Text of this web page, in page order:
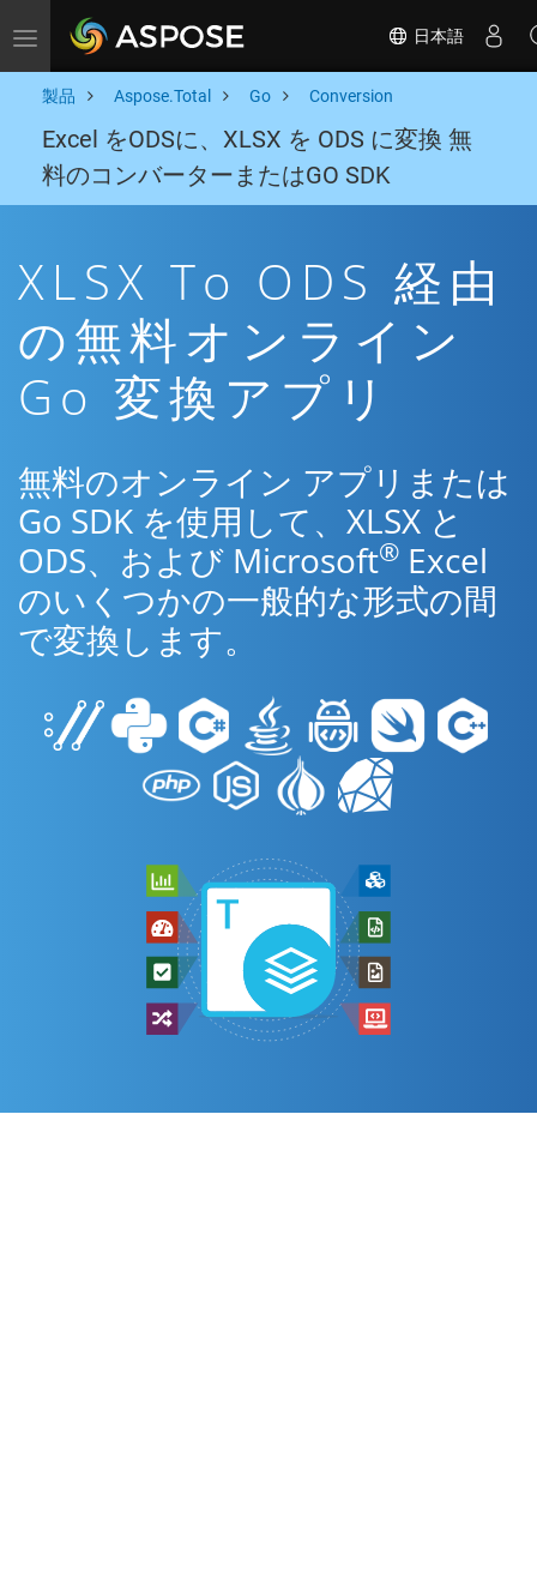
Toggle navigation 日本語
製品 Aspose.Total Go Conversion
Excel をODSに、XLSX を ODS に変換 無
料のコンバーターまたはGO SDK
XLSX To ODS 経由
の無料オンライン
Go 変換アプリ
無料のオンライン アプリまたは
Go SDK を使用して、XLSX と
ODS、および Microsoft® Excel
のいくつかの一般的な形式の間
で変換します。